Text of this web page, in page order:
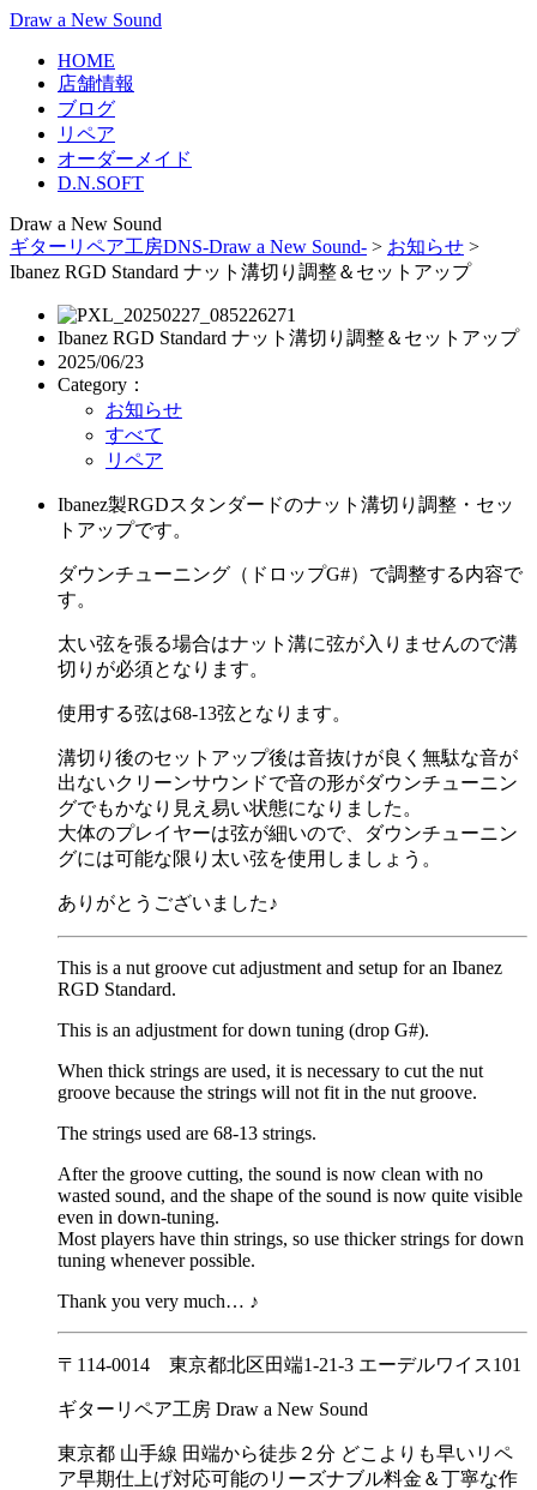
Draw a New Sound
HOME
店舗情報
ブログ
リペア
オーダーメイド
D.N.SOFT
Draw a New Sound
ギターリペア工房DNS-Draw a New Sound- > お知らせ >
Ibanez RGD Standard ナット溝切り調整＆セットアップ
Ibanez RGD Standard ナット溝切り調整＆セットアップ
2025/06/23
Category：
お知らせ
すべて
リペア
Ibanez製RGDスタンダードのナット溝切り調整・セッ
トアップです。
ダウンチューニング（ドロップG#）で調整する内容で
す。
太い弦を張る場合はナット溝に弦が入りませんので溝
切りが必須となります。
使用する弦は68-13弦となります。
溝切り後のセットアップ後は音抜けが良く無駄な音が
出ないクリーンサウンドで音の形がダウンチューニン
グでもかなり見え易い状態になりました。
大体のプレイヤーは弦が細いので、ダウンチューニン
グには可能な限り太い弦を使用しましょう。
ありがとうございました♪
This is a nut groove cut adjustment and setup for an Ibanez
RGD Standard.
This is an adjustment for down tuning (drop G#).
When thick strings are used, it is necessary to cut the nut
groove because the strings will not fit in the nut groove.
The strings used are 68-13 strings.
After the groove cutting, the sound is now clean with no
wasted sound, and the shape of the sound is now quite visible
even in down-tuning.
Most players have thin strings, so use thicker strings for down
tuning whenever possible.
Thank you very much… ♪
〒114-0014 東京都北区田端1-21-3 エーデルワイス101
ギターリペア工房 Draw a New Sound
東京都 山手線 田端から徒歩２分 どこよりも早いリペ
ア早期仕上げ対応可能のリーズナブル料金＆丁寧な作